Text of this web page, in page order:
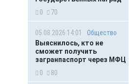
0
70
05.08.2026 14:01
Общество
Выяснилось, кто не
сможет получить
загранпаспорт через МФЦ
0
80